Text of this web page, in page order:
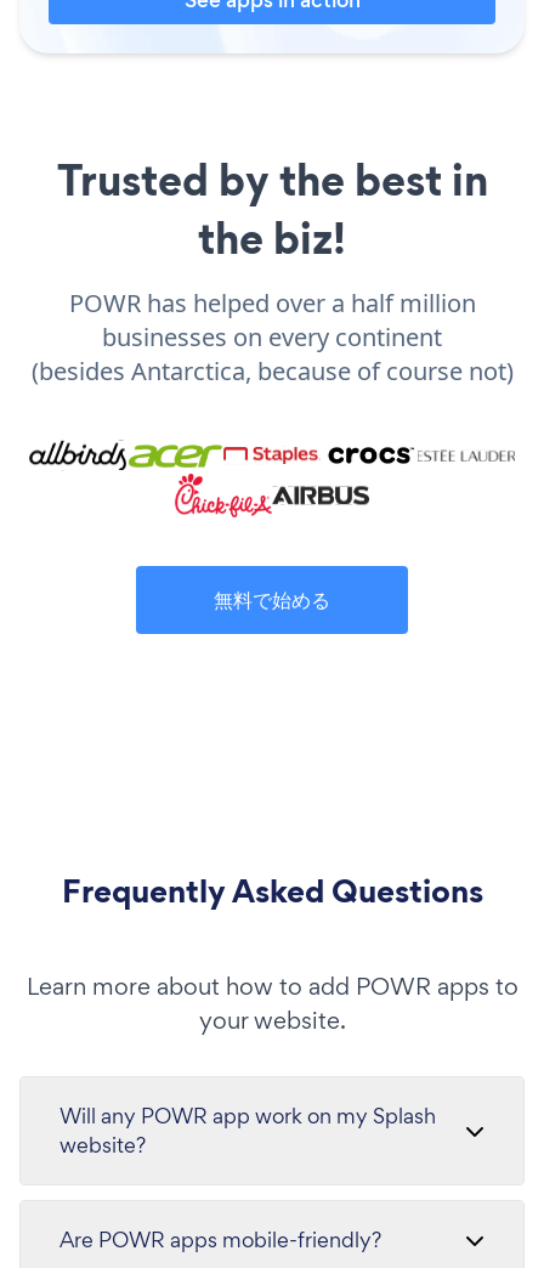
Trusted by the best in
the biz!
POWR has helped over a half million
businesses on every continent
(besides Antarctica, because of course not)
無料で始める
Frequently Asked Questions
Learn more about how to add POWR apps to
your website.
Will any POWR app work on my Splash
website?
Are POWR apps mobile-friendly?